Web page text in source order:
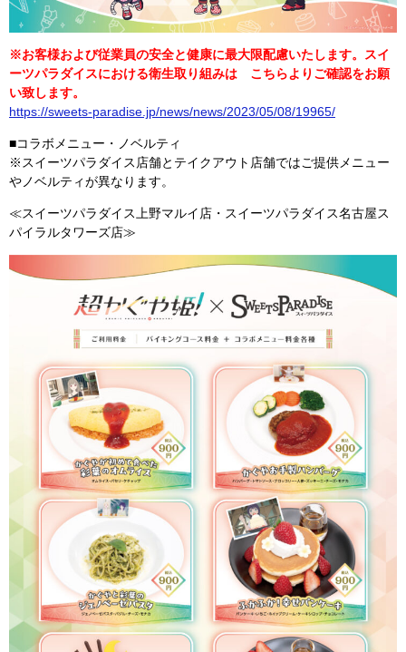
※お客様および従業員の安全と健康に最大限配慮いたします。スイ
ーツパラダイスにおける衛生取り組みは こちらよりご確認をお願
い致します。
https://sweets-paradise.jp/news/news/2023/05/08/19965/
■コラボメニュー・ノベルティ
※スイーツパラダイス店舗とテイクアウト店舗ではご提供メニュー
やノベルティが異なります。
≪スイーツパラダイス上野マルイ店・スイーツパラダイス名古屋ス
パイラルタワーズ店≫